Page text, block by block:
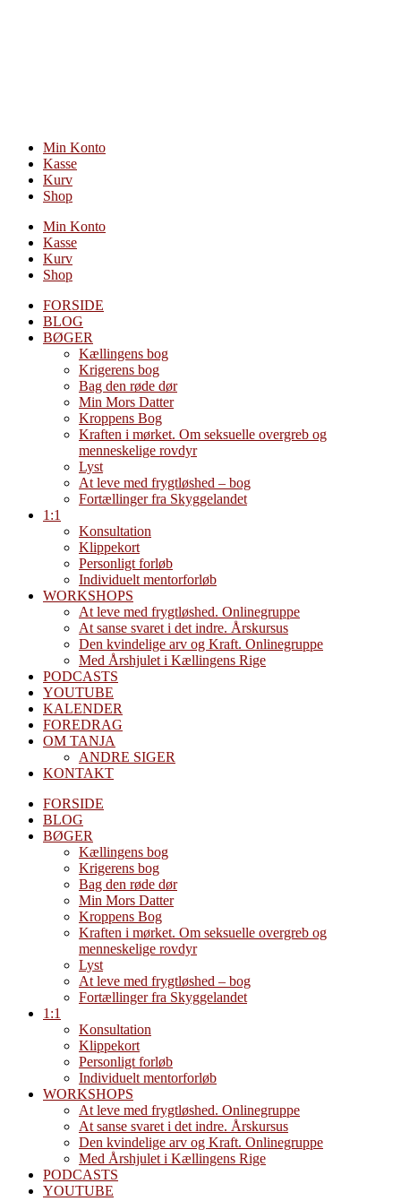
Min Konto
Kasse
Kurv
Shop
Min Konto
Kasse
Kurv
Shop
FORSIDE
BLOG
BØGER
Kællingens bog
Krigerens bog
Bag den røde dør
Min Mors Datter
Kroppens Bog
Kraften i mørket. Om seksuelle overgreb og
menneskelige rovdyr
Lyst
At leve med frygtløshed – bog
Fortællinger fra Skyggelandet
1:1
Konsultation
Klippekort
Personligt forløb
Individuelt mentorforløb
WORKSHOPS
At leve med frygtløshed. Onlinegruppe
At sanse svaret i det indre. Årskursus
Den kvindelige arv og Kraft. Onlinegruppe
Med Årshjulet i Kællingens Rige
PODCASTS
YOUTUBE
KALENDER
FOREDRAG
OM TANJA
ANDRE SIGER
KONTAKT
FORSIDE
BLOG
BØGER
Kællingens bog
Krigerens bog
Bag den røde dør
Min Mors Datter
Kroppens Bog
Kraften i mørket. Om seksuelle overgreb og
menneskelige rovdyr
Lyst
At leve med frygtløshed – bog
Fortællinger fra Skyggelandet
1:1
Konsultation
Klippekort
Personligt forløb
Individuelt mentorforløb
WORKSHOPS
At leve med frygtløshed. Onlinegruppe
At sanse svaret i det indre. Årskursus
Den kvindelige arv og Kraft. Onlinegruppe
Med Årshjulet i Kællingens Rige
PODCASTS
YOUTUBE